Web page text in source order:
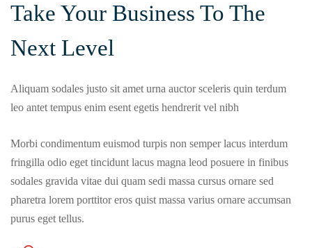
Take Your Business To The
Next Level
Aliquam sodales justo sit amet urna auctor sceleris quin terdum
leo antet tempus enim esent egetis hendrerit vel nibh
Morbi condimentum euismod turpis non semper lacus interdum
fringilla odio eget tincidunt lacus magna leod posuere in finibus
sodales gravida vitae dui quam sedi massa cursus ornare sed
pharetra lorem porttitor eros quist massa varius ornare accumsan
purus eget tellus.